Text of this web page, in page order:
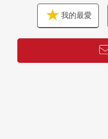
我的最愛